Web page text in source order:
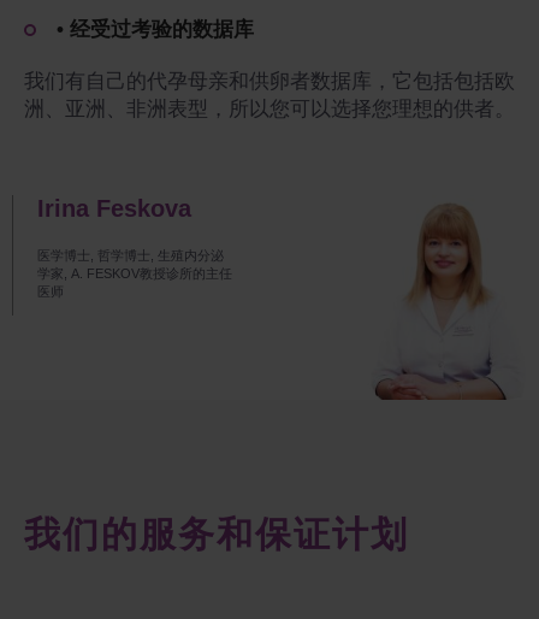
Irina Feskova
医学博士, 哲学博士, 生殖内分泌
学家, A. FESKOV教授诊所的主任
医师
• 经受过考验的数据库
我们有自己的代孕母亲和供卵者数据库，它包括包括欧
洲、亚洲、非洲表型，所以您可以选择您理想的供者。
我们的服务和保证计划